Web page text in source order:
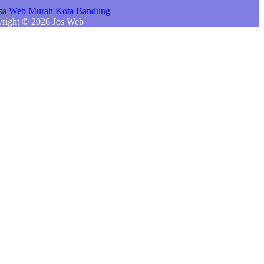
© 2026 Jos Web